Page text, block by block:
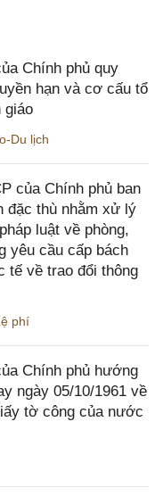
Chính phủ quy
hạn và cơ cấu tổ
giáo
Du lịch
của Chính phủ ban
đặc thù nhằm xử lý
luật về phòng,
yêu cầu cấp bách
tế về trao đổi thông
phí
Chính phủ hướng
ngày 05/10/1961 về
tờ công của nước